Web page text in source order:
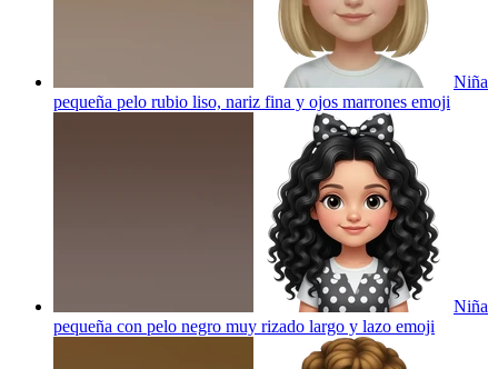
Niña
pequeña pelo rubio liso, nariz fina y ojos marrones emoji
Niña
pequeña con pelo negro muy rizado largo y lazo emoji